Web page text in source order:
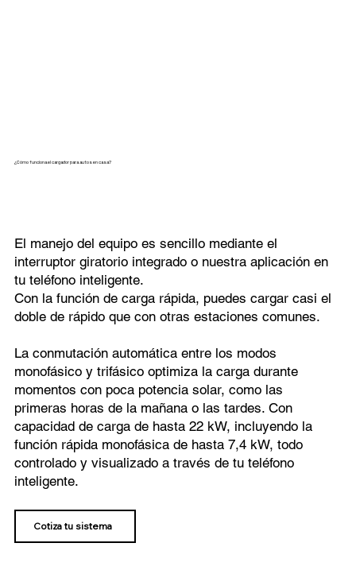
El manejo del equipo es sencillo mediante el
interruptor giratorio integrado o nuestra aplicación en
tu teléfono inteligente.
Con la función de carga rápida, puedes cargar casi el
doble de rápido que con otras estaciones comunes.
La conmutación automática entre los modos
monofásico y trifásico optimiza la carga durante
momentos con poca potencia solar, como las
primeras horas de la mañana o las tardes. Con
capacidad de carga de hasta 22 kW, incluyendo la
función rápida monofásica de hasta 7,4 kW, todo
controlado y visualizado a través de tu teléfono
inteligente.
Cotiza tu sistema
¿Cómo funciona el cargador para autos en casa?